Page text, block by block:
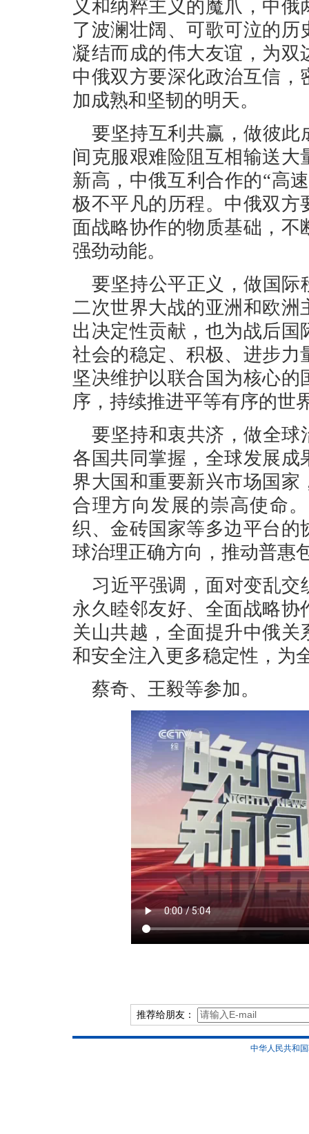
义和纳粹主义的魔爪，中
了波澜壮阔、可歌可泣的
凝结而成的伟大友谊，为
中俄双方要深化政治互信
加成熟和坚韧的明天。
要坚持互利共赢，做彼此
间克服艰难险阻互相输送
新高，中俄互利合作的“高
极不平凡的历程。中俄双
面战略协作的物质基础，
强劲动能。
要坚持公平正义，做国际
二次世界大战的亚洲和欧
出决定性贡献，也为战后
社会的稳定、积极、进步
坚决维护以联合国为核心
序，持续推进平等有序的世
要坚持和衷共济，做全球
各国共同掌握，全球发展
界大国和重要新兴市场国
合理方向发展的崇高使命
织、金砖国家等多边平台
球治理正确方向，推动普惠
习近平强调，面对变乱
永久睦邻友好、全面战略
关山共越，全面提升中俄
和安全注入更多稳定性，为
蔡奇、王毅等参加。
推荐给朋友：
中华人民共和